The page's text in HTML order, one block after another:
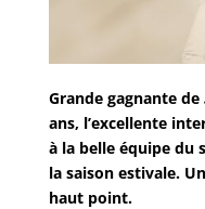
Grande gagnante de
ans, l’excellente
à la belle équipe du
la saison estivale.
haut point.